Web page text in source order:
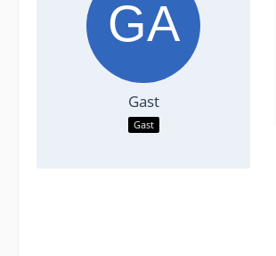
Gast
Gast